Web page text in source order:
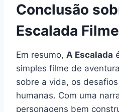
Conclusão
Escalada Filme
Em resumo, A Escalada
simples filme de
sobre a vida, os
humanas. Com uma
personagens bem